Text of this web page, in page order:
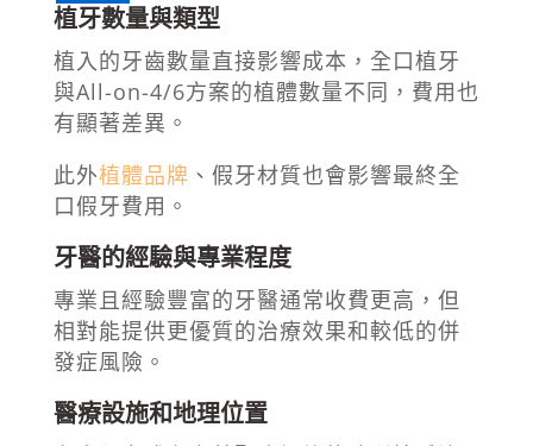
植牙數量與類型
植入的牙齒數量直接影響成本，全口植牙
與All-on-4/6方案的植體數量不同，費用也
有顯著差異。
此外植體品牌 、假牙材質也會影響最終全
口假牙費用。
牙醫的經驗與專業程度
專業且經驗豐富的牙醫通常收費更高，但
相對能提供更優質的治療效果和較低的併
發症風險。
醫療設施和地理位置